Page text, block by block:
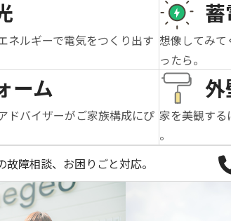
ネルギーで電気をつくり出す 想像してみて
ったら。
ーム
ドバイザーがご家族構成にぴ
外
家を美観す
。
故障相談、お困りごと対応。